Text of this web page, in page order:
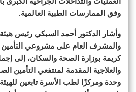
وفق الممارسات الطبية العالمية.
وأشار الدكتور أحمد السبكي رئيس هيئة
والمشرف العام على مشروعي
كريمة بوزارة الصحة والسكان، إلى
وحدة ومركزًا لطب الأسرة تابعين